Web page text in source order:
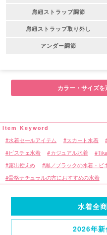
肩紐ストラップ調節
肩紐ストラップ取り外し
アンダー調節
カラー・サイズ
水着セールアイテム スカート水着
ビスチェ水着 カジュアル水着
露出控えめ 黒／ブラックの水着・ビ
骨格ナチュラルの方におすすめの水着
水着全
2026年新